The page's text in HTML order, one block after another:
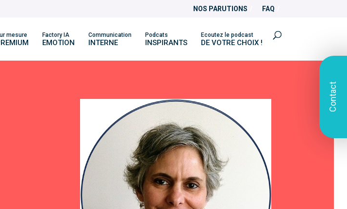
NOS PARUTIONS FAQ
mesure Factory IA
EMOTION
Communication
INTERNE
Podcats
INSPIRANTS
Ecoutez le podcast
DE VOTRE CHOIX !
Contact